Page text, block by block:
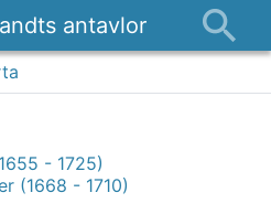
antavlor
- 1725)
(1668 - 1710)